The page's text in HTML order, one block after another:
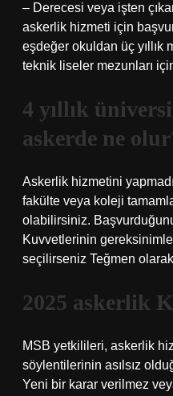
– Derecesi veya işten
askerlik hizmeti için
eşdeğer okuldan üç yıllık
teknik liseler mezunları
4 yıllık
askerde ne
Askerlik hizmetini
fakülte veya koleji
olabilirsiniz.
Kuvvetlerinin
seçilirseniz Teğmen
2025 askerlik
MSB yetkilileri, askerlik
söylentilerinin asılsız
Yeni bir karar verilmez